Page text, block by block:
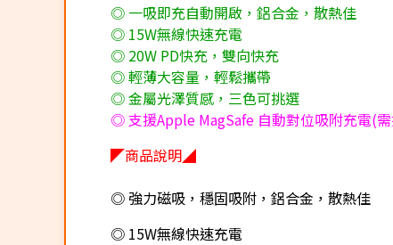
◎ 一吸即充自動開啟，鋁合金，散熱佳
◎ 15W無線快速充電
◎ 20W PD快充，雙向快充
◎ 輕薄大容量，輕鬆攜帶
◎ 金屬光澤質感，三色可挑選
◎ 支援Apple MagSafe 自動對位吸附充電(
◤商品說明◢
◎ 強力磁吸，穩固吸附，鋁合金，散熱佳
◎ 15W無線快速充電